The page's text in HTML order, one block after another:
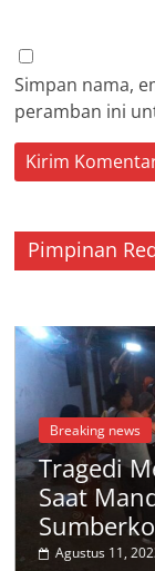
Simpan nama,
peramban ini
Pimpinan
Breaking news
Tragedi
Saat
Agustus 11,